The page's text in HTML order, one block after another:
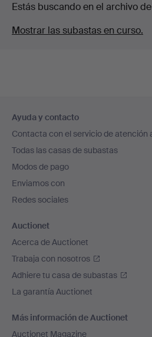
Estás buscando en el archivo
Mostrar las subastas en curso.
en
el
pie
de
página
Ayuda y contacto
Contacta con el servicio de atención
Todas las casas de subastas
Modos de pago
Enviamos con
Redes sociales
Auctionet
Acerca de Auctionet
Trabaja con nosotros
Adhiere tu casa de subastas
La garantía Auctionet
Más información de Auctionet
Auctionet Magazine